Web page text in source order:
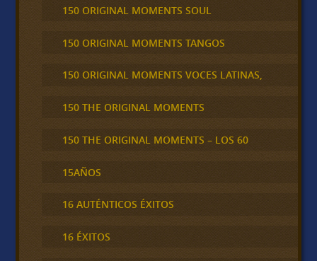
150 ORIGINAL MOMENTS SOUL
150 ORIGINAL MOMENTS TANGOS
150 ORIGINAL MOMENTS VOCES LATINAS,
150 THE ORIGINAL MOMENTS
150 THE ORIGINAL MOMENTS – LOS 60
15AÑOS
16 AUTÉNTICOS ÉXITOS
16 ÉXITOS